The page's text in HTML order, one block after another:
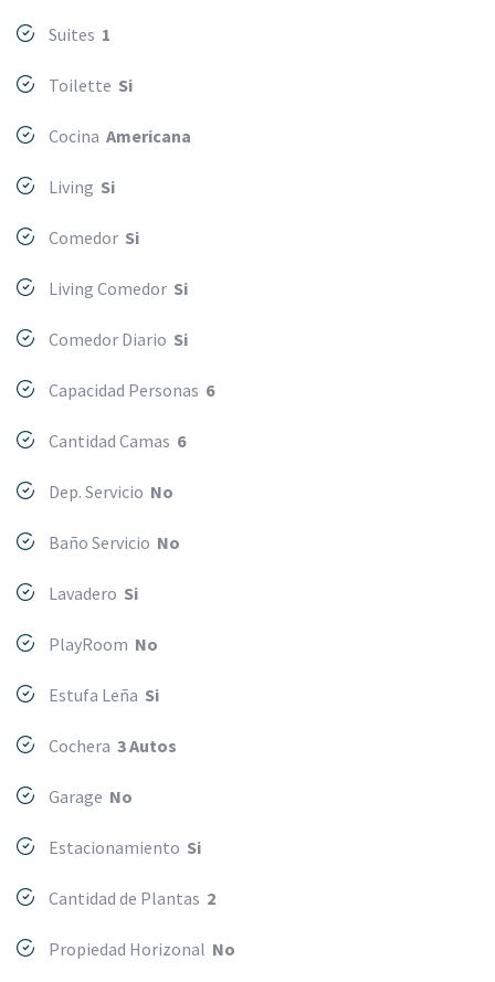
Suites 1
Toilette Si
Cocina Americana
Living Si
Comedor Si
Living Comedor Si
Comedor Diario Si
Capacidad Personas 6
Cantidad Camas 6
Dep. Servicio No
Baño Servicio No
Lavadero Si
PlayRoom No
Estufa Leña Si
Cochera 3 Autos
Garage No
Estacionamiento Si
Cantidad de Plantas 2
Propiedad Horizonal No